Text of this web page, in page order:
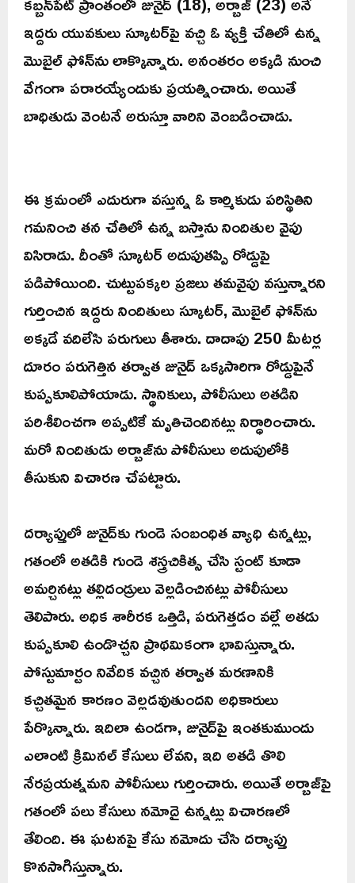
ఇద్దరు యువకులు స్కూటర్‌పై వచ్చి ఓ వ్యక్తి చేతిలో ఉన్న
మొబైల్‌ ఫోన్‌ను లాక్కొన్నారు. అనంతరం అక్కడి నుంచి
వేగంగా పరారయ్యేందుకు ప్రయత్నించారు. అయితే
బాధితుడు వెంటనే అరుస్తూ వారిని వెంబడించాడు.
ఈ క్రమంలో ఎదురుగా వస్తున్న ఓ కార్మికుడు పరిస్థితిని
గమనించి తన చేతిలో ఉన్న బస్తాను నిందితుల వైపు
విసిరాడు. దీంతో స్కూటర్‌ అదుపుతప్పి రోడ్డుపై
పడిపోయింది. చుట్టుపక్కల ప్రజలు తమవైపు వస్తున్నారని
గుర్తించిన ఇద్దరు నిందితులు స్కూటర్‌, మొబైల్‌ ఫోన్‌ను
అక్కడే వదిలేసి పరుగులు తీశారు. దాదాపు 250 మీటర్ల
దూరం పరుగెత్తిన తర్వాత జునైద్‌ ఒక్కసారిగా రోడ్డుపైనే
కుప్పకూలిపోయాడు. స్థానికులు, పోలీసులు అతడిని
పరిశీలించగా అప్పటికే మృతిచెందినట్లు నిర్ధారించారు.
మరో నిందితుడు అర్బాజ్‌ను పోలీసులు అదుపులోకి
తీసుకుని విచారణ చేపట్టారు.
దర్యాప్తులో జునైద్‌కు గుండె సంబంధిత వ్యాధి ఉన్నట్లు,
గతంలో అతడికి గుండె శస్త్రచికిత్స చేసి స్టంట్‌ కూడా
అమర్చినట్లు తల్లిదండ్రులు వెల్లడించినట్లు పోలీసులు
తెలిపారు. అధిక శారీరక ఒత్తిడి, పరుగెత్తడం వల్లే అతడు
కుప్పకూలి ఉండొచ్చని ప్రాథమికంగా భావిస్తున్నారు.
పోస్టుమార్టం నివేదిక వచ్చిన తర్వాత మరణానికి
కచ్చితమైన కారణం వెల్లడవుతుందని అధికారులు
పేర్కొన్నారు. ఇదిలా ఉండగా, జునైద్‌పై ఇంతకుముందు
ఎలాంటి క్రిమినల్‌ కేసులు లేవని, ఇది అతడి తొలి
నేరప్రయత్నమని పోలీసులు గుర్తించారు. అయితే అర్బాజ్‌పై
గతంలో పలు కేసులు నమోదై ఉన్నట్లు విచారణలో
తేలింది. ఈ ఘటనపై కేసు నమోదు చేసి దర్యాప్తు
కొనసాగిస్తున్నారు.